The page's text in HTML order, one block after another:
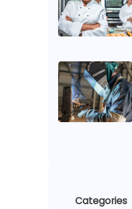
Categories